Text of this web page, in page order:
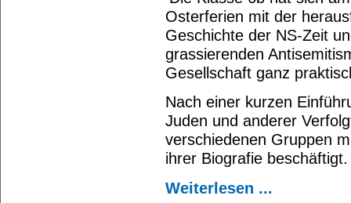
Osterferien mit der
Geschichte der NS-Zeit
grassierenden
Gesellschaft ganz
Nach einer kurzen
Juden und anderer
verschiedenen Gruppen
ihrer Biografie beschäftigt.
Weiterlesen ...